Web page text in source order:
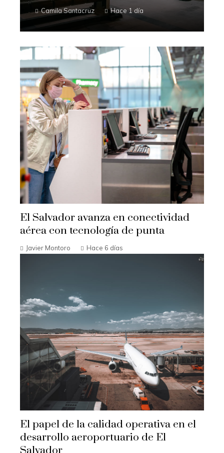
Camila Santacruz Hace 1 día
El Salvador avanza en conectividad
aérea con tecnología de punta
Javier Montoro Hace 6 días
El papel de la calidad operativa en el
desarrollo aeroportuario de El